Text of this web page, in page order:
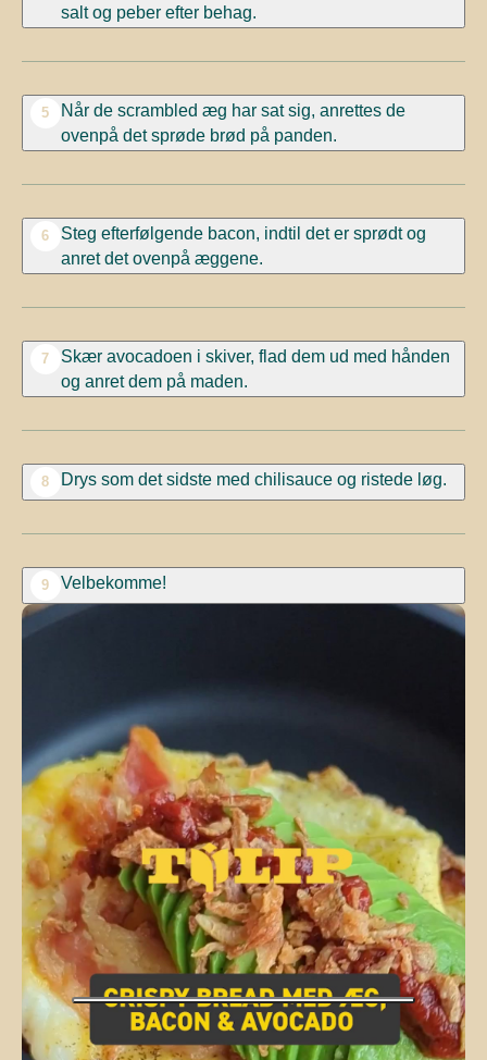
salt og peber efter behag.
5
Når de scrambled æg har sat sig, anrettes de
ovenpå det sprøde brød på panden.
6
Steg efterfølgende bacon, indtil det er sprødt og
anret det ovenpå æggene.
7
Skær avocadoen i skiver, flad dem ud med hånden
og anret dem på maden.
8 Drys som det sidste med chilisauce og ristede løg.
9 Velbekomme!